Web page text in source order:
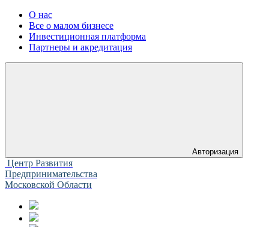
О нас
Все о малом бизнесе
Инвестиционная платформа
Партнеры и акредитация
Авторизация
Центр Развития
Предпринимательства
Московской Области